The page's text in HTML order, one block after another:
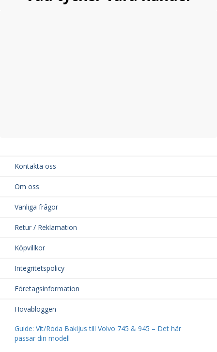
Kontakta oss
Om oss
Vanliga frågor
Retur / Reklamation
Köpvillkor
Integritetspolicy
Företagsinformation
Hovabloggen
Guide: Vit/Röda Bakljus till Volvo 745 & 945 – Det här
passar din modell